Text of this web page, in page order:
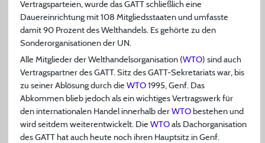
Vertragsparteien, wurde das GATT schließlich eine
Dauereinrichtung mit 108 Mitgliedsstaaten und umfasste
damit 90 Prozent des Welthandels. Es gehörte zu den
Sonderorganisationen der UN.
Alle Mitglieder der Welthandelsorganisation (WTO) sind auch
Vertragspartner des GATT. Sitz des GATT-Sekretariats war, bis
zu seiner Ablösung durch die WTO1995, Genf. Das
Abkommen blieb jedoch als ein wichtiges Vertragswerk für
den internationalen Handel innerhalb derWTObestehen und
wird seitdem weiterentwickelt. Die WTOals Dachorganisation
des GATT hat auch heute noch ihren Hauptsitz in Genf.